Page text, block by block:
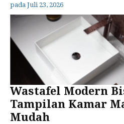
pada Juli 23, 2026
Wastafel Modern
Tampilan Kamar
Mudah